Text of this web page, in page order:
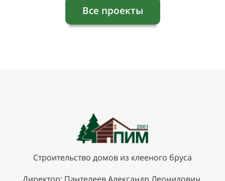
Все проекты
Строительство домов из клееного бруса